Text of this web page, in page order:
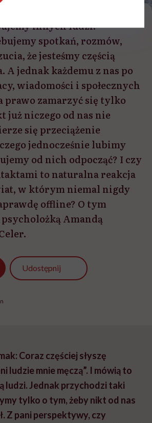
innych ludzi.
spotkań, rozmów,
że jesteśmy częścią
A jednak każdemu z nas po
wiadomości i społecznych
prawo zamarzyć się tylko
już niczego od nas nie
się przeciążenie
jednocześnie lubimy
od nich odpocząć? I czy
to naturalna reakcja
w którym niemal nigdy
offline? O tym
Amandą
Udostępnij
Coraz częściej słyszę
ludzie mnie męczą”. I mówią to
ludzi. Jednak przychodzi taki
tylko o tym, żeby nikt od nas
Z pani perspektywy, czy